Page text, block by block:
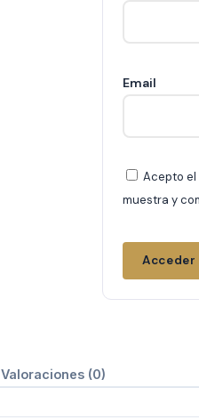
Email
Acepto el
muestra y
Acceder
Valoraciones (0)